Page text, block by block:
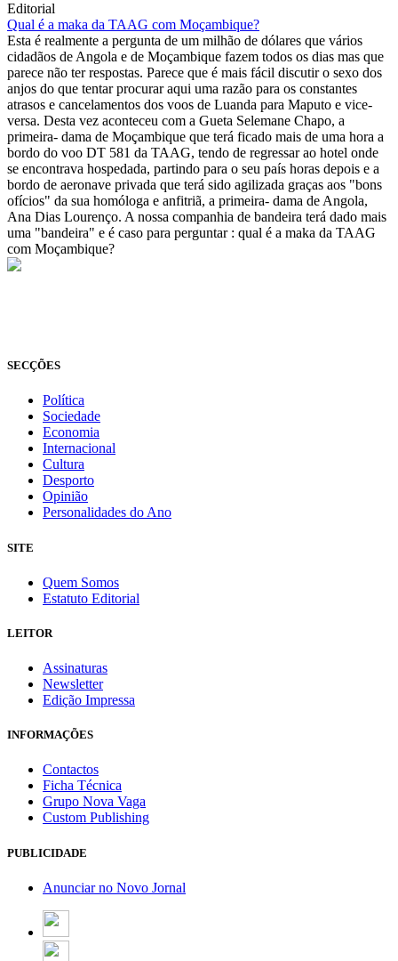
Editorial
Qual é a maka da TAAG com Moçambique?
Esta é realmente a pergunta de um milhão de dólares que vários
cidadãos de Angola e de Moçambique fazem todos os dias mas que
parece não ter respostas. Parece que é mais fácil discutir o sexo dos
anjos do que tentar procurar aqui uma razão para os constantes
atrasos e cancelamentos dos voos de Luanda para Maputo e vice-
versa. Desta vez aconteceu com a Gueta Selemane Chapo, a
primeira- dama de Moçambique que terá ficado mais de uma hora a
bordo do voo DT 581 da TAAG, tendo de regressar ao hotel onde
se encontrava hospedada, partindo para o seu país horas depois e a
bordo de aeronave privada que terá sido agilizada graças aos "bons
ofícios" da sua homóloga e anfitriã, a primeira- dama de Angola,
Ana Dias Lourenço. A nossa companhia de bandeira terá dado mais
uma "bandeira" e é caso para perguntar : qual é a maka da TAAG
com Moçambique?
SECÇÕES
Política
Sociedade
Economia
Internacional
Cultura
Desporto
Opinião
Personalidades do Ano
SITE
Quem Somos
Estatuto Editorial
LEITOR
Assinaturas
Newsletter
Edição Impressa
INFORMAÇÕES
Contactos
Ficha Técnica
Grupo Nova Vaga
Custom Publishing
PUBLICIDADE
Anunciar no Novo Jornal